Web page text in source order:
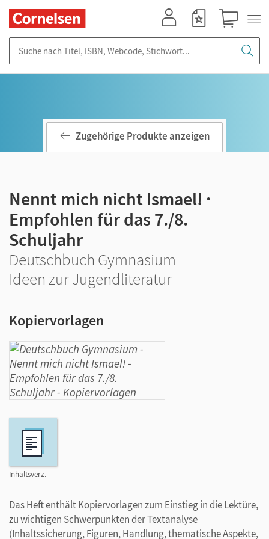
Inhaltsverz.
Zugehörige Produkte anzeigen
Nennt mich nicht Ismael! ·
Empfohlen für das 7./8.
Schuljahr
Deutschbuch Gymnasium
Ideen zur Jugendliteratur
Kopiervorlagen
Das Heft enthält Kopiervorlagen zum Einstieg in die Lektüre,
zu wichtigen Schwerpunkten der Textanalyse
(Inhaltssicherung, Figuren, Handlung, thematische Aspekte,